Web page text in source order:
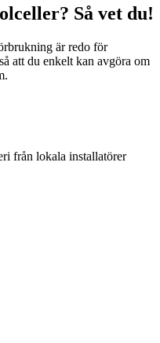
Så vet du!
är redo för
att du enkelt kan avgöra om
från lokala installatörer